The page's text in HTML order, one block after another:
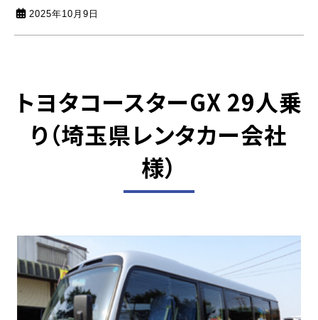
2025年10月9日
トヨタコースターGX 29人乗
り（埼玉県レンタカー会社
様）